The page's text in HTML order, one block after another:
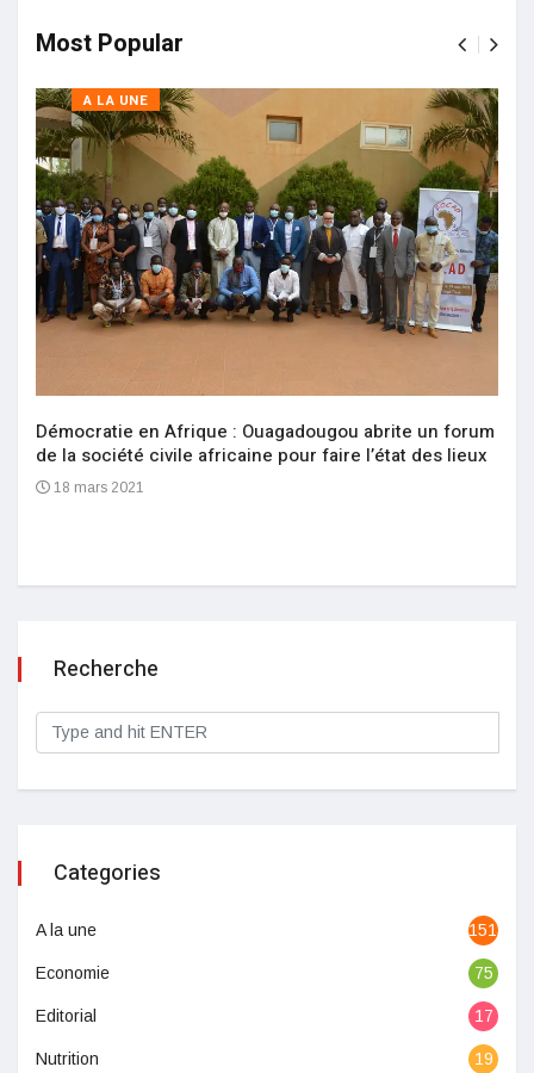
Most Popular
A LA UNE
Démocratie en Afrique : Ouagadougou abrite un forum
de la société civile africaine pour faire l’état des lieux
18 mars 2021
Recherche
Categories
A la une 1513
Economie 75
Editorial 17
Nutrition 19